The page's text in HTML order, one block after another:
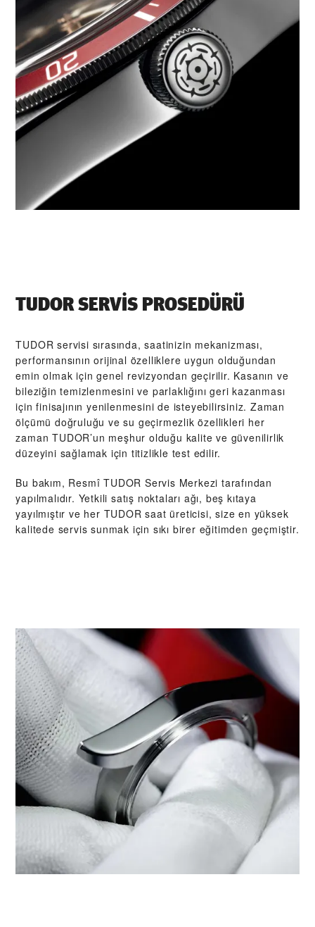
TUDOR SERVIS PROSEDÜRÜ
TUDOR servisi sırasında, saatinizin mekanizması,
performansının orijinal özelliklere uygun olduğundan
emin olmak için genel revizyondan geçirilir. Kasanın ve
bileziğin temizlenmesini ve parlaklığını geri kazanması
için finisajının yenilenmesini de isteyebilirsiniz. Zaman
ölçümü doğruluğu ve su geçirmezlik özellikleri her
zaman TUDOR’un meşhur olduğu kalite ve güvenilirlik
düzeyini sağlamak için titizlikle test edilir.
Bu bakım, Resmî TUDOR Servis Merkezi tarafından
yapılmalıdır. Yetkili satış noktaları ağı, beş kıtaya
yayılmıştır ve her TUDOR saat üreticisi, size en yüksek
kalitede servis sunmak için sıkı birer eğitimden geçmiştir.